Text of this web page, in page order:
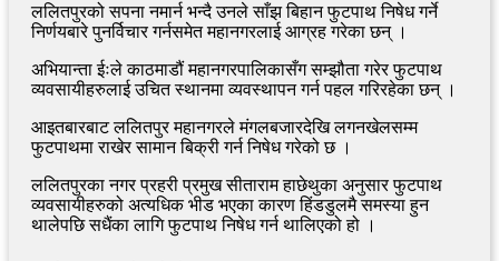
ललितपुरको सपना नमार्न भन्दै उनले साँझ बिहान फुटपाथ निषेध गर्ने
निर्णयबारे पुनर्विचार गर्नसमेत महानगरलाई आग्रह गरेका छन् ।
अभियान्ता ईःले काठमाडौं महानगरपालिकासँग सम्झौता गरेर फुटपाथ
व्यवसायीहरुलाई उचित स्थानमा व्यवस्थापन गर्न पहल गरिरहेका छन् ।
आइतबारबाट ललितपुर महानगरले मंगलबजारदेखि लगनखेलसम्म
फुटपाथमा राखेर सामान बिक्री गर्न निषेध गरेको छ ।
ललितपुरका नगर प्रहरी प्रमुख सीताराम हाछेथुका अनुसार फुटपाथ
व्यवसायीहरुको अत्यधिक भीड भएका कारण हिंडडुलमै समस्या हुन
थालेपछि सधैंका लागि फुटपाथ निषेध गर्न थालिएको हो ।